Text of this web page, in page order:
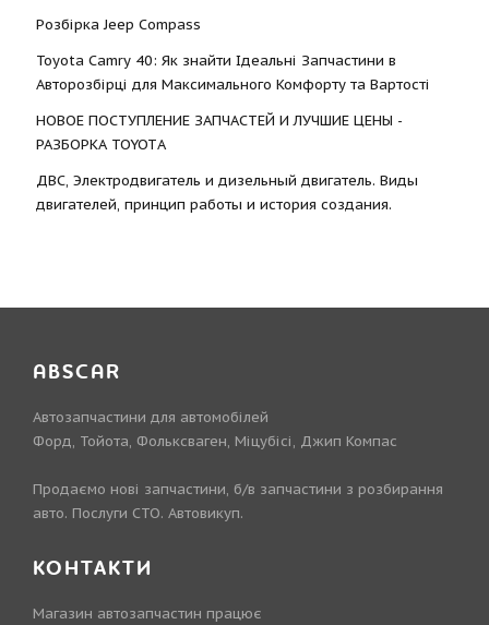
Розбірка Jeep Compass
Toyota Camry 40: Як знайти Ідеальні Запчастини в
Авторозбірці для Максимального Комфорту та Вартості
НОВОЕ ПОСТУПЛЕНИЕ ЗАПЧАСТЕЙ И ЛУЧШИЕ ЦЕНЫ -
РАЗБОРКА TOYOTА
ДВС, Электродвигатель и дизельный двигатель. Виды
двигателей, принцип работы и история создания.
ABSCAR
Автозапчастини для автомобілей
Форд, Тойота, Фольксваген, Міцубісі, Джип Компас
Продаємо нові запчастини, б/в запчастини з розбирання
авто. Послуги СТО. Автовикуп.
КОНТАКТИ
Магазин автозапчастин працює